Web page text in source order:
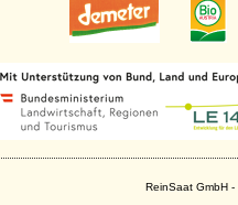
ReinSaat GmbH